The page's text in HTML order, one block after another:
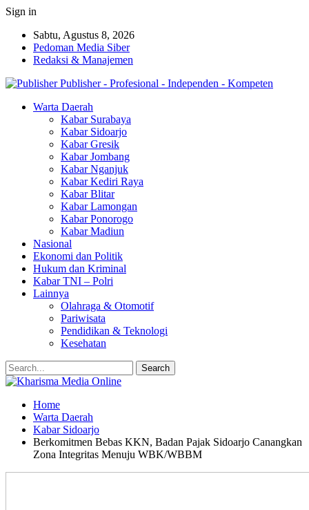
Sign in
Sabtu, Agustus 8, 2026
Pedoman Media Siber
Redaksi & Manajemen
Publisher - Profesional - Independen - Kompeten
Warta Daerah
Kabar Surabaya
Kabar Sidoarjo
Kabar Gresik
Kabar Jombang
Kabar Nganjuk
Kabar Kediri Raya
Kabar Blitar
Kabar Lamongan
Kabar Ponorogo
Kabar Madiun
Nasional
Ekonomi dan Politik
Hukum dan Kriminal
Kabar TNI – Polri
Lainnya
Olahraga & Otomotif
Pariwisata
Pendidikan & Teknologi
Kesehatan
Home
Warta Daerah
Kabar Sidoarjo
Berkomitmen Bebas KKN, Badan Pajak Sidoarjo Canangkan
Zona Integritas Menuju WBK/WBBM